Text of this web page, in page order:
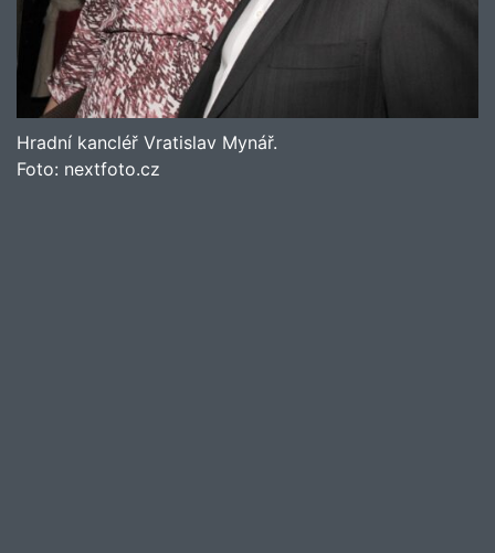
Hradní kancléř Vratislav Mynář.
Foto: nextfoto.cz